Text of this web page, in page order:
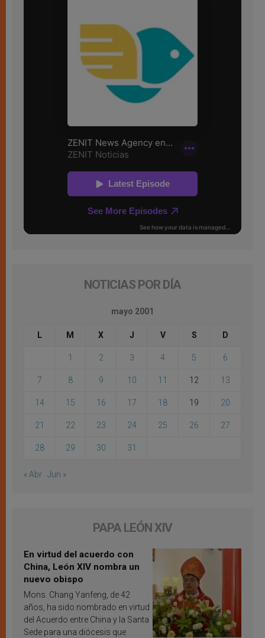
NOTICIAS POR DÍA
mayo 2001
L M X J V S D
1 2 3 4 5 6
7 8 9 10 11 12 13
14 15 16 17 18 19 20
21 22 23 24 25 26 27
28 29 30 31
« Abr Jun »
PAPA LEÓN XIV
En virtud del acuerdo con
China, León XIV nombra un
nuevo obispo
Mons. Chang Yanfeng, de 42
años, ha sido nombrado en virtud
del Acuerdo entre China y la Santa
Sede para una diócesis que